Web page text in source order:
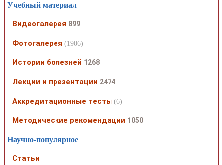
Учебный материал
Видеогалерея 899
Фотогалерея (1906)
Истории болезней 1268
Лекции и презентации 2474
Аккредитационные тесты (6)
Методические рекомендации 1050
Научно-популярное
Статьи